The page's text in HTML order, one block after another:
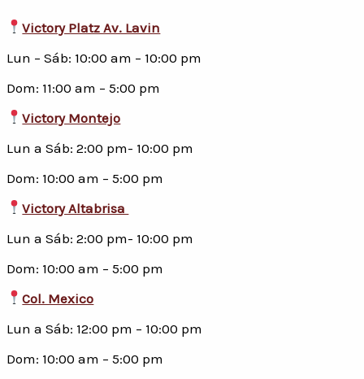
Victory Platz Av. Lavin
Lun – Sáb: 10:00 am – 10:00 pm
Dom: 11:00 am – 5:00 pm
Victory Montejo
Lun a Sáb: 2:00 pm- 10:00 pm
Dom: 10:00 am – 5:00 pm
Victory Altabrisa
Lun a Sáb: 2:00 pm- 10:00 pm
Dom: 10:00 am – 5:00 pm
Col. Mexico
Lun a Sáb: 12:00 pm – 10:00 pm
Dom: 10:00 am – 5:00 pm